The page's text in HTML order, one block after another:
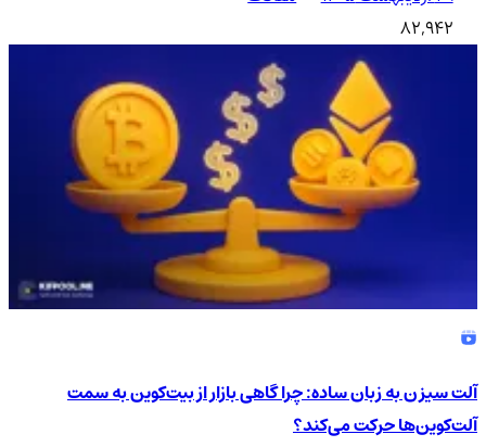
82,942
آلت سیزن به زبان ساده: چرا گاهی بازار از بیت‌کوین به سمت
آلت‌کوین‌ها حرکت می‌کند؟